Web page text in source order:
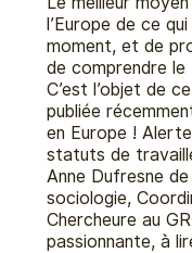
l’Europe de ce
moment, et de
de comprendre le
C’est l’objet de
publiée
en Europe !
statuts de
Anne Dufresne
sociologie,
Chercheure au
passionnante, à